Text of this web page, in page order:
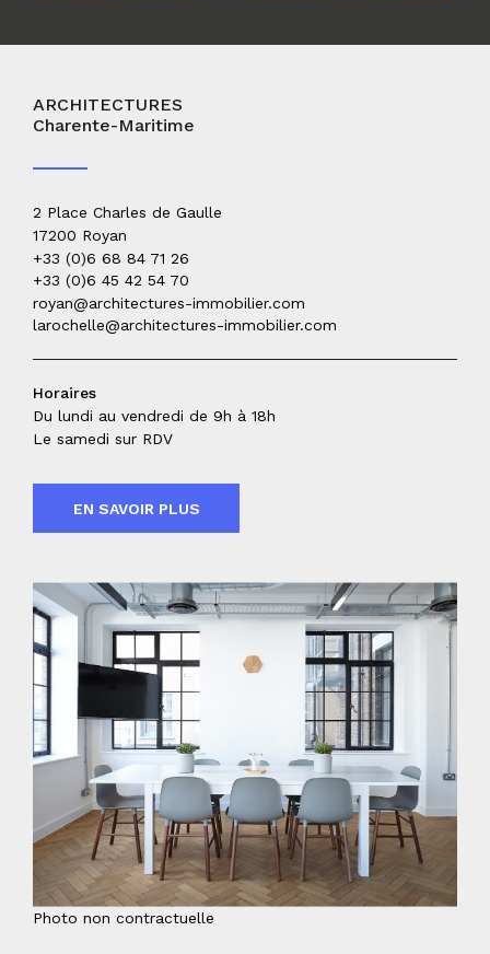
ARCHITECTURES
Charente-Maritime
2 Place Charles de Gaulle
17200 Royan
+33 (0)6 68 84 71 26
royan@architectures-immobilier.com
Horaires
Du lundi au vendredi de 9h à 18h
Le samedi sur RDV
EN SAVOIR PLUS
Photo non contractuelle